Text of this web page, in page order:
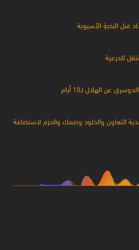
قبل النخبةِ الآسيوية
للدرعية
عن الهلال لـ10 أيام
4 ملاعب لأندية التعاون والخلود وضمك والحزم لاستضافة